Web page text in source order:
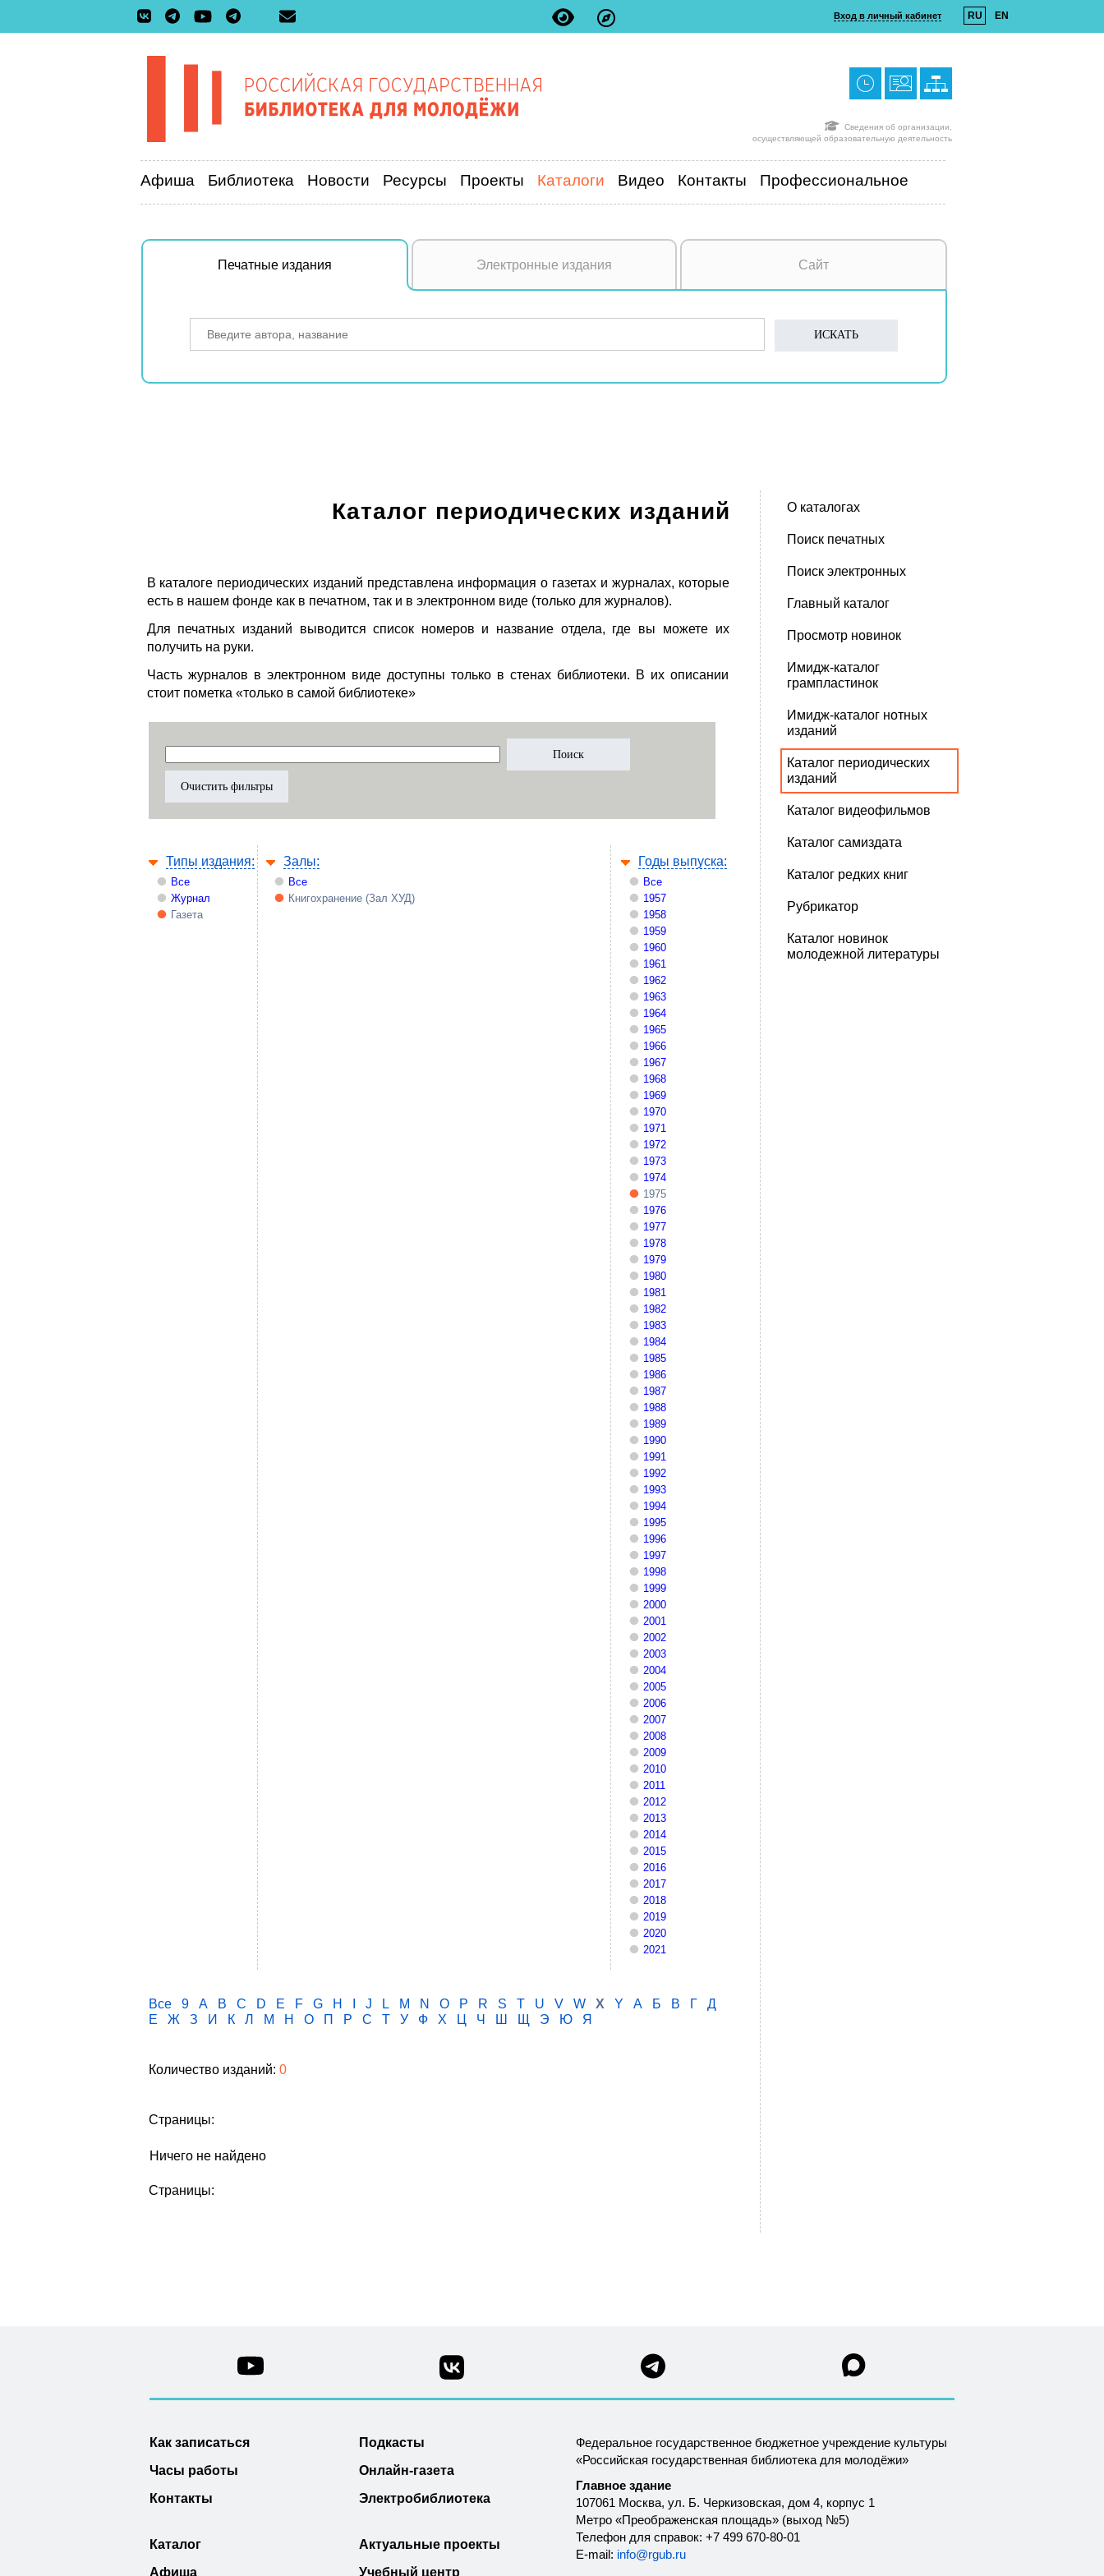
Вход в личный кабинет RU EN
Сведения об организации,
осуществляющей образовательную деятельность
Афиша Библиотека Новости Ресурсы Проекты Каталоги Видео Контакты Профессиональное
Печатные издания Электронные издания Сайт
Каталог периодических изданий
В каталоге периодических изданий представлена информация о газетах и журналах, которые
есть в нашем фонде как в печатном, так и в электронном виде (только для журналов).
Для печатных изданий выводится список номеров и название отдела, где вы можете их
получить на руки.
Часть журналов в электронном виде доступны только в стенах библиотеки. В их описании
стоит пометка «только в самой библиотеке»
Типы издания:
Все
Журнал
Газета
Залы:
Все
Книгохранение (Зал ХУД)
Годы выпуска:
Все
1957
1958
1959
1960
1961
1962
1963
1964
1965
1966
1967
1968
1969
1970
1971
1972
1973
1974
1975
1976
1977
1978
1979
1980
1981
1982
1983
1984
1985
1986
1987
1988
1989
1990
1991
1992
1993
1994
1995
1996
1997
1998
1999
2000
2001
2002
2003
2004
2005
2006
2007
2008
2009
2010
2011
2012
2013
2014
2015
2016
2017
2018
2019
2020
2021
Все 9 A B C D E F G H J L M N O P R S T U V W X Y А Б В Г
Д
Е
Ж З И К Л М Н О П Р С Т У Ф Х Ц Ч Ш Щ Э Ю Я
Количество изданий: 0
Страницы:
Ничего не найдено
Страницы:
О каталогах
Поиск печатных
Поиск электронных
Главный каталог
Просмотр новинок
Имидж-каталог
грампластинок
Имидж-каталог нотных
изданий
Каталог периодических
изданий
Каталог видеофильмов
Каталог самиздата
Каталог редких книг
Рубрикатор
Каталог новинок
молодежной литературы
Как записаться
Часы работы
Контакты
Каталог
Афиша
Подкасты
Онлайн-газета
Электробиблиотека
Актуальные проекты
Учебный центр
Федеральное государственное бюджетное учреждение культуры
«Российская государственная библиотека для молодёжи»
Главное здание
107061 Москва, ул. Б. Черкизовская, дом 4, корпус 1
Метро «Преображенская площадь» (выход №5)
Телефон для справок: +7 499 670-80-01
E-mail: info@rgub.ru